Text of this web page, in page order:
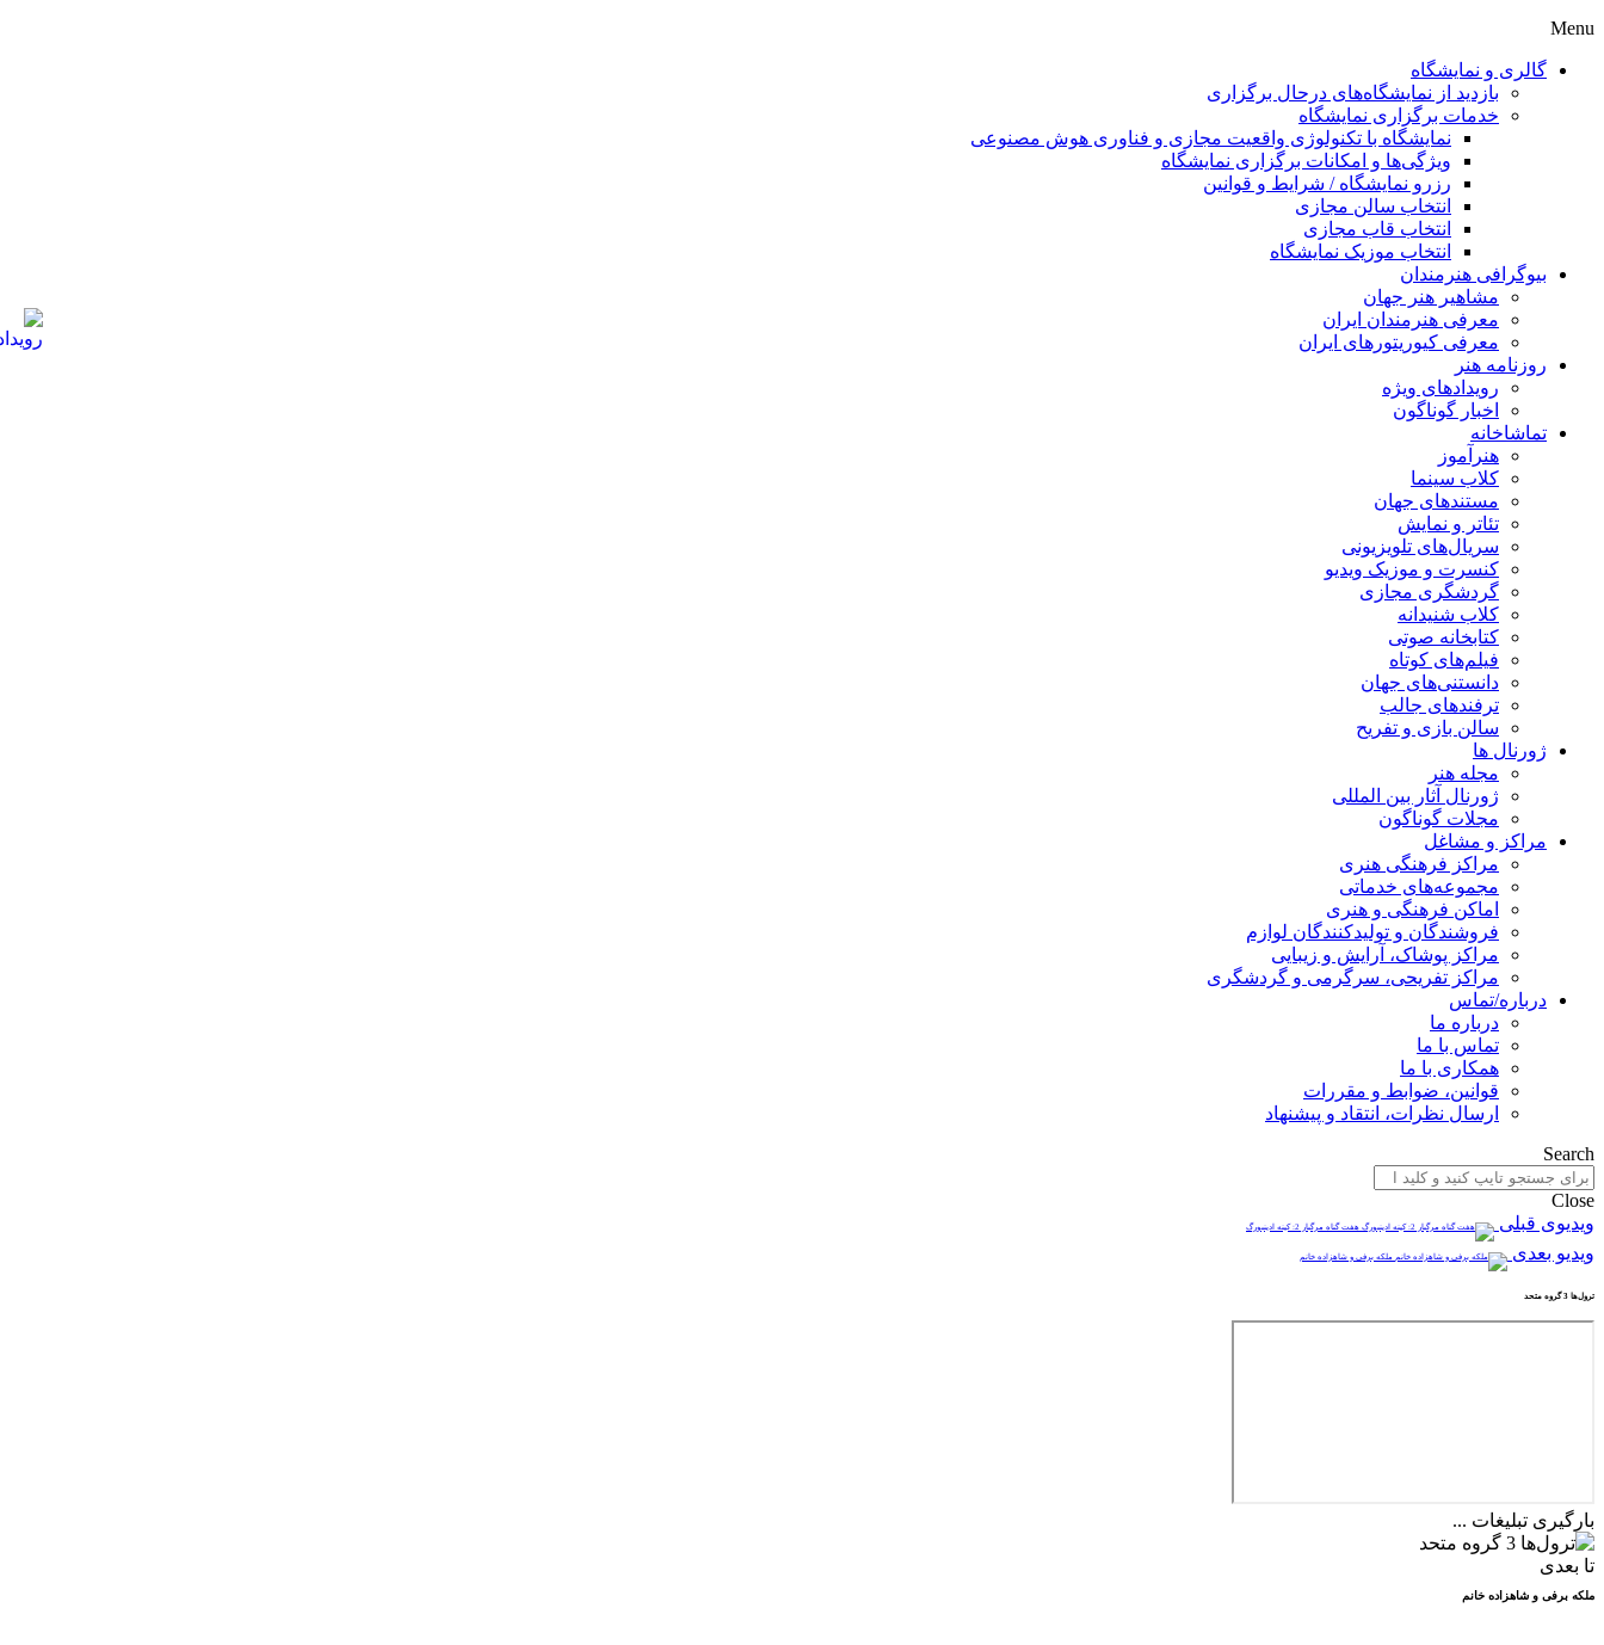
Menu
گالری و نمایشگاه
بازدید از نمایشگاه‌های درحال برگزاری
خدمات برگزاری نمایشگاه
نمایشگاه با تکنولوژی واقعیت مجازی و فناوری هوش مصنوعی
ویژگی‌ها و امکانات برگزاری نمایشگاه
رزرو نمایشگاه / شرایط و قوانین
انتخاب سالن مجازی
انتخاب قاب مجازی
انتخاب موزیک نمایشگاه
بیوگرافی هنرمندان
مشاهیر هنر جهان
معرفی هنرمندان ایران
معرفی کیوریتورهای ایران
روزنامه هنر
رویدادهای ویژه
اخبار گوناگون
تماشاخانه
هنرآموز
کلاب سینما
مستندهای جهان
تئاتر و نمایش
سریال‌های تلویزیونی
کنسرت و موزیک ویدیو
گردشگری مجازی
کلاب شنیدانه
کتابخانه صوتی
فیلم‌های کوتاه
دانستنی‌های جهان
ترفندهای جالب
سالن بازی و تفریح
ژورنال ها
مجله هنر
ژورنال آثار بین المللی
مجلات گوناگون
مراکز و مشاغل
مراکز فرهنگی هنری
مجموعه‌های خدماتی
اماکن فرهنگی و هنری
فروشندگان و تولیدکنندگان لوازم
مراکز پوشاک، آرایش و زیبایی
مراکز تفریحی، سرگرمی و گردشگری
درباره/تماس
درباره ما
تماس با ما
همکاری با ما
قوانین، ضوابط و مقررات
ارسال نظرات، انتقاد و پیشنهاد
Search
Close
ویدیوی قبلی
هفت گناه مرگبار 2: کینه ادینبورگ
ویدیو بعدی ملکه برفی و شاهزاده خانم
ترول‌ها 3 گروه متحد
بارگیری تبلیغات ...
تا بعدی
ملکه برفی و شاهزاده خانم